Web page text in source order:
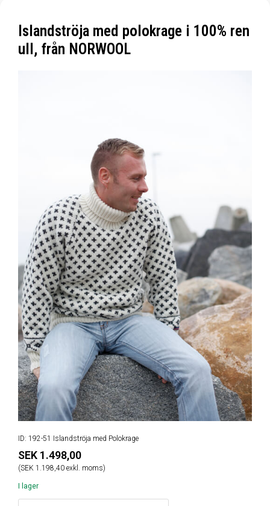
Islandströja med polokrage i 100% ren
ull, från NORWOOL
ID: 192-51 Islandströja med Polokrage
SEK 1.498,00
(SEK 1.198,40 exkl. moms)
I lager